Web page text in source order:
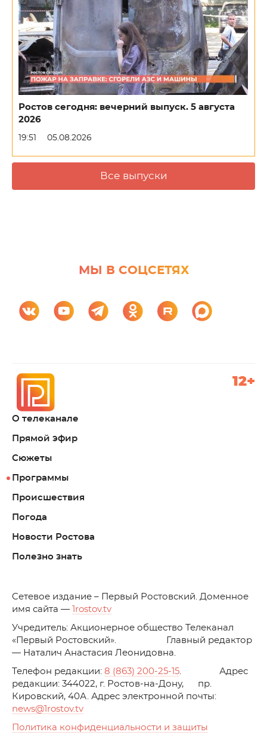
Ростов сегодня: вечерний выпуск. 5 августа
2026
19:51 05.08.2026
Все выпуски
МЫ В СОЦСЕТЯХ
О телеканале
Прямой эфир
Сюжеты
Программы
Происшествия
Погода
Новости Ростова
Полезно знать
12+
Cетевое издание – Первый Ростовский. Доменное
имя сайта —
1rostov.tv
Учредитель: Акционерное общество Телеканал
«Первый Ростовский». Главный редактор
— Наталич Анастасия Леонидовна.
Телефон редакции: 8 (863) 200-25-15. Адрес
редакции: 344022, г. Ростов-на-Дону, пр.
Кировский, 40А. Адрес электронной почты:
news@1rostov.tv
Политика конфиденциальности и защиты